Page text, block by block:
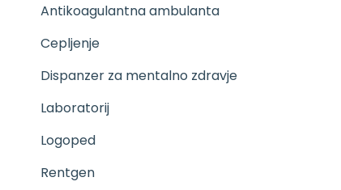
Antikoagulantna ambulanta
Cepljenje
Dispanzer za mentalno zdravje
Laboratorij
Logoped
Rentgen